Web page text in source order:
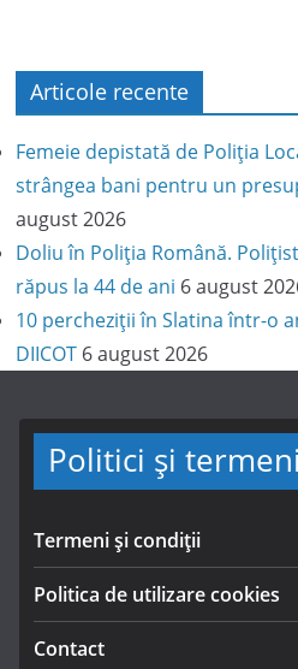
Articole recente
Femeie depistată de Poliția
strângea bani pentru un
august 2026
Doliu în Poliția Română.
răpus la 44 de ani 6 august
10 percheziții în Slatina într-o
DIICOT 6 august 2026
Politici și termeni
Termeni și condiții
Politica de utilizare cookies
Contact